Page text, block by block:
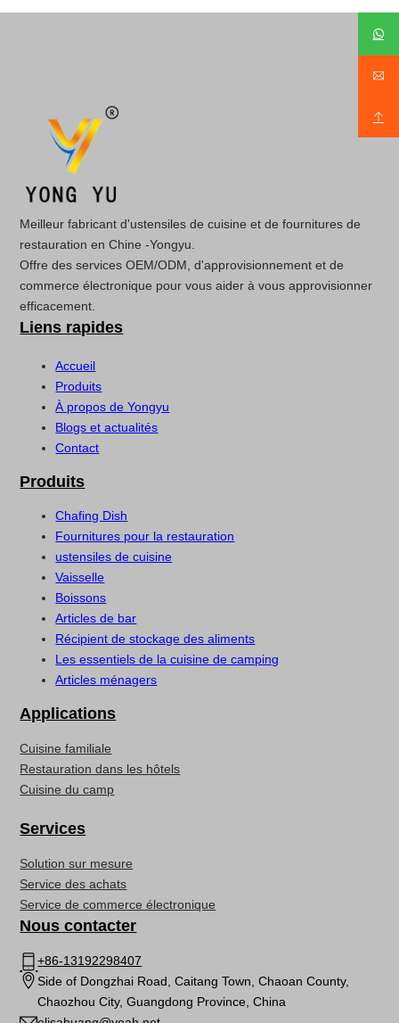
Meilleur fabricant d'ustensiles de cuisine et de fournitures de
restauration en Chine -Yongyu.
Offre des services OEM/ODM, d'approvisionnement et de
commerce électronique pour vous aider à vous approvisionner
efficacement.
Liens rapides
Accueil
Produits
À propos de Yongyu
Blogs et actualités
Contact
Produits
Chafing Dish
Fournitures pour la restauration
ustensiles de cuisine
Vaisselle
Boissons
Articles de bar
Récipient de stockage des aliments
Les essentiels de la cuisine de camping
Articles ménagers
Applications
Cuisine familiale
Restauration dans les hôtels
Cuisine du camp
Services
Solution sur mesure
Service des achats
Service de commerce électronique
Nous contacter
+86-13192298407
Side of Dongzhai Road, Caitang Town, Chaoan County,
Chaozhou City, Guangdong Province, China